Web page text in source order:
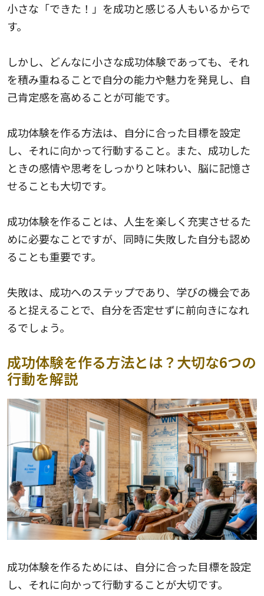
小さな「できた！」を成功と感じる人もいるからで
す。
しかし、どんなに小さな成功体験であっても、それ
を積み重ねることで自分の能力や魅力を発見し、自
己肯定感を高めることが可能です。
成功体験を作る方法は、自分に合った目標を設定
し、それに向かって行動すること。また、成功した
ときの感情や思考をしっかりと味わい、脳に記憶さ
せることも大切です。
成功体験を作ることは、人生を楽しく充実させるた
めに必要なことですが、同時に失敗した自分も認め
ることも重要です。
失敗は、成功へのステップであり、学びの機会であ
ると捉えることで、自分を否定せずに前向きになれ
るでしょう。
成功体験を作る方法とは？大切な6つの
行動を解説
成功体験を作るためには、自分に合った目標を設定
し、それに向かって行動することが大切です。